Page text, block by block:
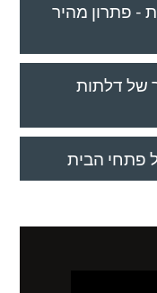
- פתרון מהיר
של דלתות
פתחי הבית